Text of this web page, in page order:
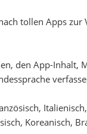
tollen Apps zur
den App-Inhalt,
Koreanisch,